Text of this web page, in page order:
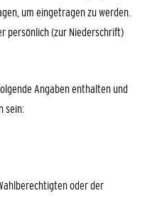
um eingetragen zu werden.
persönlich (zur Niederschrift)
Angaben enthalten und
sein:
oder der